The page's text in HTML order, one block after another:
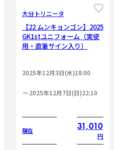
大分トリニータ
【22 ムンキョンゴン】2025
GK1stユニフォーム（実使
用・直筆サイン入り）
2025年12月3日(水)18:00
2025年12月7日(日)22:10
現在 31,010
円